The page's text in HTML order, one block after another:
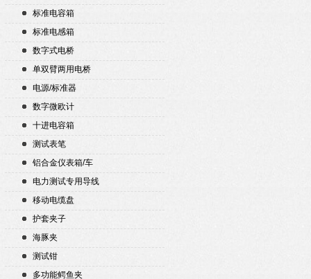
标准电容箱
标准电感箱
数字式电桥
单双臂两用电桥
电源/标准器
数字微欧计
十进电容箱
测试表笔
铝合金仪表箱/车
电力测试专用导线
移动电缆盘
护套夹子
海豚夹
测试钳
多功能鳄鱼夹